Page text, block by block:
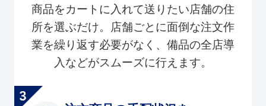
商品をカートに入れて送りたい店舗の住
所を選ぶだけ。店舗ごとに面倒な注文作
業を繰り返す必要がなく、備品の全店導
入などがスムーズに行えます。